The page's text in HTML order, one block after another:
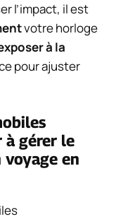
l’impact, il est
votre horloge
à la
pour ajuster
à gérer le
voyage en